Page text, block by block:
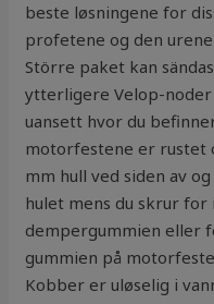
beste løsningene for
profetene og den
Större paket kan
ytterligere Velop-
uansett hvor du
motorfestene er rustet
mm hull ved siden av
hulet mens du skrur for
dempergummien eller
gummien på
Kobber er uløselig i